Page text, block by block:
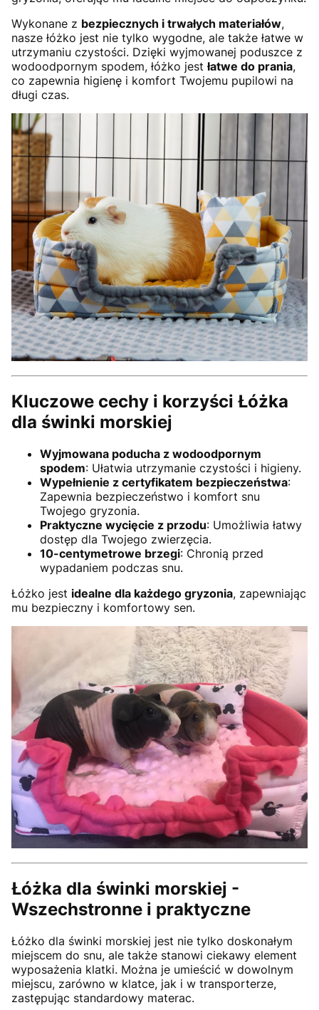
Wykonane z bezpiecznych i trwałych materiałów,
nasze łóżko jest nie tylko wygodne, ale także łatwe w
utrzymaniu czystości. Dzięki wyjmowanej poduszce z
wodoodpornym spodem, łóżko jestłatwe do prania,
co zapewnia higienę i komfort Twojemu pupilowi na
długi czas.
Kluczowe cechy i korzyści Łóżka
dla świnki morskiej
Wyjmowana poducha z wodoodpornym
spodem: Ułatwia utrzymanie czystości i higieny.
Wypełnienie z certyfikatem bezpieczeństwa:
Zapewnia bezpieczeństwo i komfort snu
Twojego gryzonia.
Praktyczne wycięcie z przodu: Umożliwia łatwy
dostęp dla Twojego zwierzęcia.
10-centymetrowe brzegi: Chronią przed
wypadaniem podczas snu.
Łóżko jest idealne dla każdego gryzonia, zapewniając
mu bezpieczny i komfortowy sen.
Łóżka dla świnki morskiej -
Wszechstronne i praktyczne
Łóżko dla świnki morskiej jest nie tylko doskonałym
miejscem do snu, ale także stanowi ciekawy element
wyposażenia klatki. Można je umieścić w dowolnym
miejscu, zarówno w klatce, jak i w transporterze,
zastępując standardowy materac.